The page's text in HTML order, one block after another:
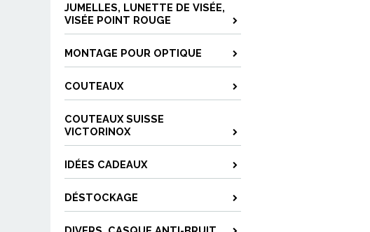
JUMELLES, LUNETTE DE VISÉE,
VISÉE POINT ROUGE
MONTAGE POUR OPTIQUE
COUTEAUX
COUTEAUX SUISSE
VICTORINOX
IDÉES CADEAUX
DÉSTOCKAGE